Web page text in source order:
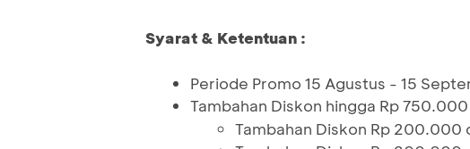
Syarat & Ketentuan :
Periode Promo 15 Agustus - 15
Tambahan Diskon hingga Rp 750.000
Tambahan Diskon Rp